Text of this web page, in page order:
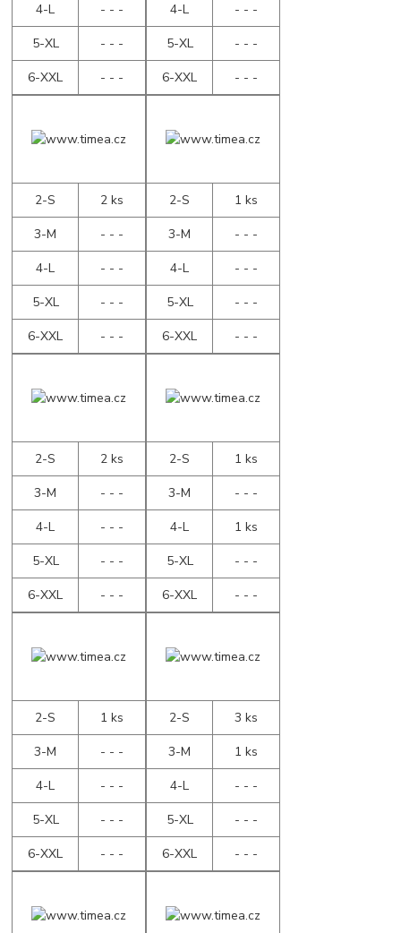
4-L
- - -
5-XL
- - -
6-XXL
- - -
4-L
- - -
5-XL
- - -
6-XXL
- - -
2-S
2 ks
3-M
- - -
4-L
- - -
5-XL
- - -
6-XXL
- - -
2-S
1 ks
3-M
- - -
4-L
- - -
5-XL
- - -
6-XXL
- - -
2-S
2 ks
3-M
- - -
4-L
- - -
5-XL
- - -
6-XXL
- - -
2-S
1 ks
3-M
- - -
4-L
1 ks
5-XL
- - -
6-XXL
- - -
2-S
1 ks
3-M
- - -
4-L
- - -
5-XL
- - -
6-XXL
- - -
2-S
3 ks
3-M
1 ks
4-L
- - -
5-XL
- - -
6-XXL
- - -